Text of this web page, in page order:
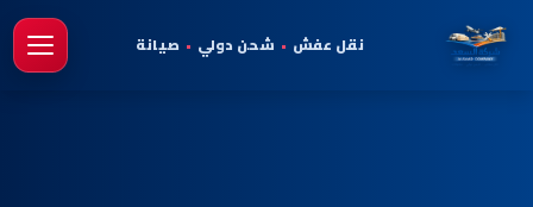
نقل عفش • شحن دولي • صيانة